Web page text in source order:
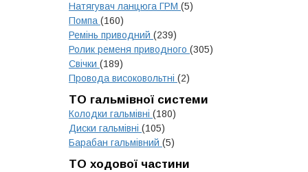
Натягувач ланцюга ГРМ (5)
Помпа (160)
Ремінь приводний (239)
Ролик ременя приводного (305)
Свічки (189)
Провода високовольтні (2)
ТО гальмівної системи
Колодки гальмівні (180)
Диски гальмівні (105)
Барабан гальмівний (5)
ТО ходової частини